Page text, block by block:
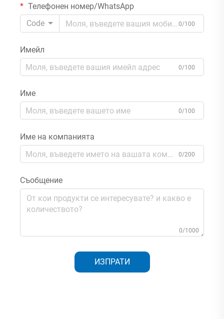
Телефонен номер/WhatsApp
Code
0/100
Имейл
0/100
Име
0/100
Име на компанията
0/200
Съобщение
0/1000
ИЗПРАТИ